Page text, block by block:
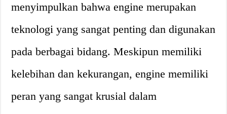
menyimpulkan bahwa engine merupakan
teknologi yang sangat penting dan digunakan
pada berbagai bidang. Meskipun memiliki
kelebihan dan kekurangan, engine memiliki
peran yang sangat krusial dalam